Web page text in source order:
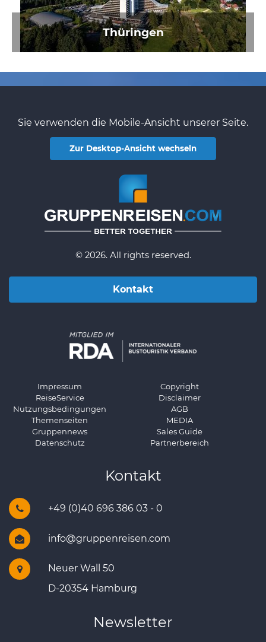
Thüringen
Sie verwenden die Mobile-Ansicht unserer Seite.
Zur Desktop-Ansicht wechseln
© 2026. All rights reserved.
Kontakt
Impressum
ReiseService
Nutzungsbedingungen
Themenseiten
Gruppennews
Datenschutz
Copyright
Disclaimer
AGB
MEDIA
Sales Guide
Partnerbereich
Kontakt
+49 (0)40 696 386 03 - 0
info@gruppenreisen.com
Neuer Wall 50
D-20354 Hamburg
Newsletter